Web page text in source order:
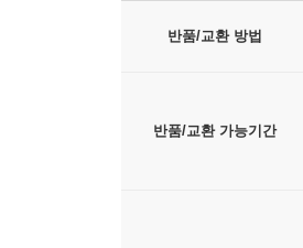
반품/교환 방법
반품/교환 가능기간